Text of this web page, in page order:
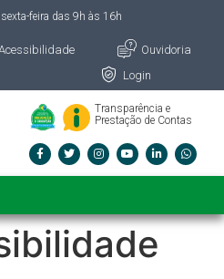
feira das 9h às 16h
Ouvidoria
Login
Transparência e
Prestação de Contas